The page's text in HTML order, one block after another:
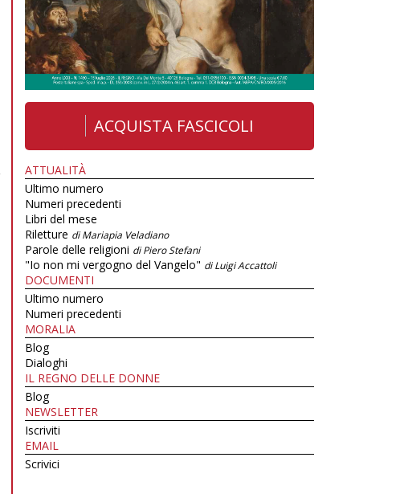
ACQUISTA FASCICOLI
ATTUALITÀ
Ultimo numero
Numeri precedenti
Libri del mese
Riletture di Mariapia Veladiano
Parole delle religioni di Piero Stefani
"Io non mi vergogno del Vangelo" di Luigi Accattoli
DOCUMENTI
Ultimo numero
Numeri precedenti
MORALIA
Blog
Dialoghi
IL REGNO DELLE DONNE
Blog
NEWSLETTER
Iscriviti
EMAIL
Scrivici